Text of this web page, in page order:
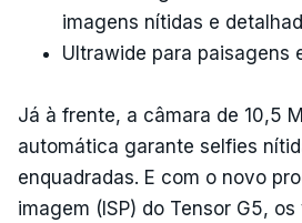
imagens nítidas e
Ultrawide para paisagens
Já à frente, a câmara de 10,5
automática garante selfies
enquadradas. E com o novo
imagem (ISP) do Tensor G5,